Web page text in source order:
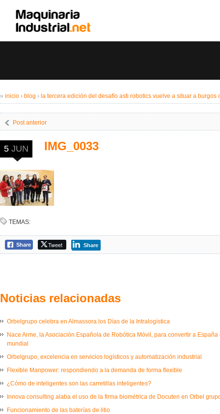
» inicio › blog › la tercera edición del desafío asti robotics vuelve a situar a
Post anterior
IMG_0033
5 JUN
TEMAS:
Share Tweet Share
Noticias relacionadas
Orbelgrupo celebra en Almassora los Días de la Intralogística
Nace Arme, la Asociación Española de Robótica Móvil, para convertir a
mundial
Orbelgrupo, excelencia en servicios logísticos y automatización industrial
Flexible Manpower: respondiendo a la demanda de forma flexible
¿Cómo de inteligentes son las carretillas inteligentes?
Innova consulting alaba el uso de la firma biométrica de Docuten en Orbel
Funcionamiento de las baterías de litio